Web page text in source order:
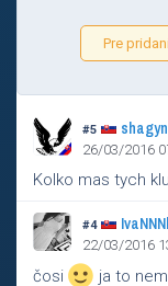
Pre
#5
26/03/2016
Kolko mas tych
#4
22/03/2016
čosi ja to